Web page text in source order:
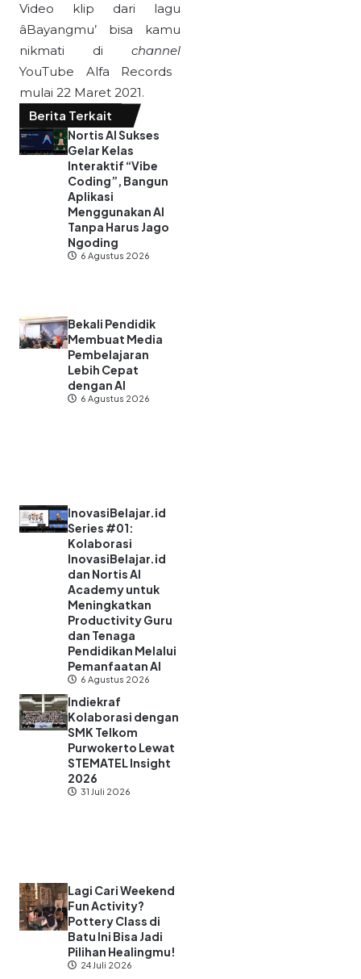
Video klip dari lagu
âBayangmu’ bisa kamu
nikmati di channel
YouTube Alfa Records
mulai 22 Maret 2021.
Berita Terkait
Nortis AI Sukses
Gelar Kelas
Interaktif “Vibe
Coding”, Bangun
Aplikasi
Menggunakan AI
Tanpa Harus Jago
Ngoding
6 Agustus 2026
Bekali Pendidik
Membuat Media
Pembelajaran
Lebih Cepat
dengan AI
6 Agustus 2026
InovasiBelajar.id
Series #01:
Kolaborasi
InovasiBelajar.id
dan Nortis AI
Academy untuk
Meningkatkan
Productivity Guru
dan Tenaga
Pendidikan Melalui
Pemanfaatan AI
6 Agustus 2026
Indiekraf
Kolaborasi dengan
SMK Telkom
Purwokerto Lewat
STEMATEL Insight
2026
31 Juli 2026
Lagi Cari Weekend
Fun Activity?
Pottery Class di
Batu Ini Bisa Jadi
Pilihan Healingmu!
24 Juli 2026